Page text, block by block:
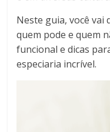
Neste guia, você vai
quem pode e quem
funcional e dicas
especiaria incrível.